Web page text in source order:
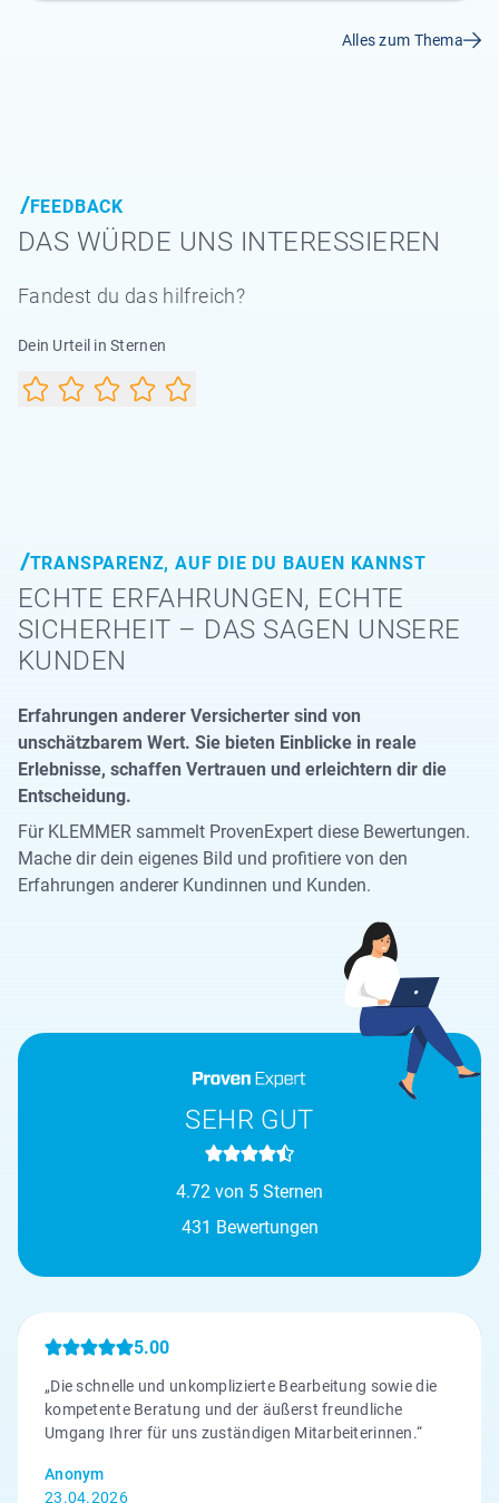
Alles zum Thema
FEEDBACK
DAS WÜRDE UNS INTERESSIEREN
Fandest du das hilfreich?
Dein Urteil in Sternen
TRANSPARENZ, AUF DIE DU BAUEN KANNST
ECHTE ERFAHRUNGEN, ECHTE
SICHERHEIT – DAS SAGEN UNSERE
KUNDEN
Erfahrungen anderer Versicherter sind von
unschätzbarem Wert. Sie bieten Einblicke in reale
Erlebnisse, schaffen Vertrauen und erleichtern dir die
Entscheidung.
Für KLEMMER sammelt ProvenExpert diese Bewertungen.
Mache dir dein eigenes Bild und profitiere von den
Erfahrungen anderer Kundinnen und Kunden.
SEHR GUT
4.72 von 5 Sternen
431 Bewertungen
5.00
„Die schnelle und unkomplizierte Bearbeitung sowie die
kompetente Beratung und der äußerst freundliche
Umgang Ihrer für uns zuständigen Mitarbeiterinnen.“
Anonym
23.04.2026